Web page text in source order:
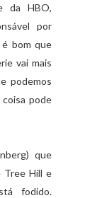
da HBO,
por
é bom que
vai mais
podemos
pode
que
Tree Hill e
fodido.